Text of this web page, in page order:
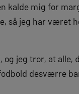
kalde mig for
så jeg har været
og jeg tror, at alle,
desværre